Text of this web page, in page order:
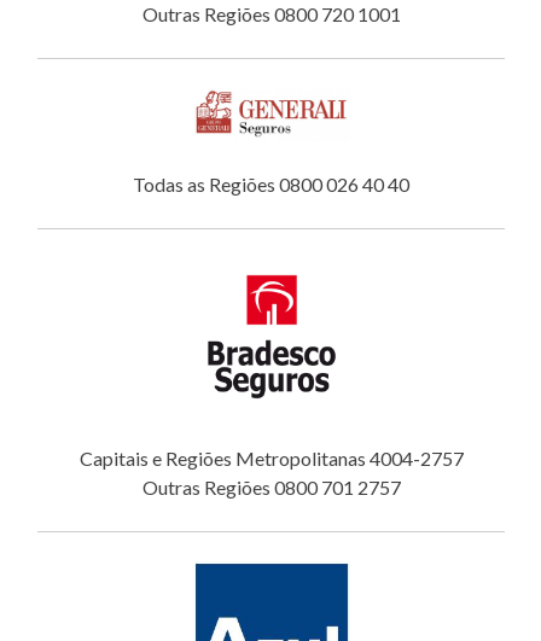
Outras Regiões 0800 720 1001
Todas as Regiões 0800 026 40 40
Capitais e Regiões Metropolitanas 4004-2757
Outras Regiões 0800 701 2757